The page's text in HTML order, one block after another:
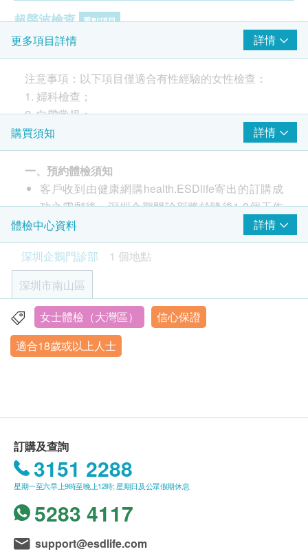
超聲波檢查 重點項目
上腹腔超聲波:肝
上腹腔超聲波:脾
上腹腔超聲波:膽
上腹腔超聲波:腎
膀胱超聲波
甲狀腺超聲波
輸尿管超聲波
乳房超聲波
子宮及雙附件超聲波
癌症指標 重點項目
EB病毒衣殼抗原IgA抗體（鼻咽癌）
EB病毒Rta-IgG（鼻咽癌）
EB病毒早期抗原IgA抗體（鼻咽癌）
甲種胎蛋白 (肝癌)
癌胚抗原 (腸癌)
胰臟腫瘤標記 (CA19.9)
癌抗原125
肺癌指標 NSE
惡性腫瘤生長因數
人絨毛膜促性腺素
更多項目詳情 詳情
注意事項：以下項目僅適合有性經驗的女性檢查：
1. 婦科檢查；
2. 白帶常規；
3. 薄層細胞學檢測;
4. 人類乳頭瘤病毒分型檢測（27種）
身體檢查前準備事項
在您身體檢查前，以下訊息供您參考。血液和其他一
些檢查需要您在檢查前做相關準備。
節食至少8小時。避免在檢查前一晚 23：00後進餐
(可以喝少量白開水）。
請在抽血檢查後服用您常規晨間藥物
尿液和糞便檢查建議在例假結束後 3 天後進行
若要進行上腹部超聲波檢查，需空腹8小時以上。
檢查進行時，由於會使用到凝膠，可能稍感不適，
比如少許濕冷的感覺。
可先進行其他項目的檢查，並安排您在另一個時間
來完成宮頸塗片的檢查。
如果您在檢查前感到不適或患有其他疾患康覆(不
超過3天)，我們建議您延緩體檢。避免實驗室檢查
可能會因此受到影響從而導致結果不準確。
告以及服用藥物或藥物名，可攜帶至醫院。
購買須知 詳情
一、預約體檢須知
客戶收到由健康網購health.ESDlife寄出的訂購成
功之電郵後，深圳企鵝門診部將於隨後1-2個工作
天的辦公時間內，致電客戶預約身體檢查的時間及
地點。客戶亦可至少提前1日透過WhatsApp聯絡
深圳企鵝門診部進行預約（WhatsApp：+86
19076182486）。
客戶至現場後，深圳企鵝門診部工作人員會核對客
戶的姓名、出生年月日、手機號及健康網購
health.ESDlife訂購成功之電郵以確認客戶身份。
訂單如需改期，請至少提前1日透過WhatsApp聯
企鵝門診部可安排醫護人員陪同提供翻譯服務。
如果商戶頁面與體檢計劃頁面的繁體中文、簡體中
文、英文三個版本有任何抵觸或不相符之處，應以
繁體中文版本為準。
體檢報告為簡體中文版本。
體檢中心資料
詳情
深圳企鵝門診部
1 個地點
深圳市南山區
深圳市南山區軟件產業基地海天二路19號盈峰中心206,302
室
營業時間：星期二至星期六 上午08:30am - 17:30pm
女士體檢（大灣區）
信心保證
適合18歲或以上人士
訂購及查詢
3151 2288
星期一至六早上9時至晚上12時; 星期日及公眾假期休息
5283 4117
support@esdlife.com